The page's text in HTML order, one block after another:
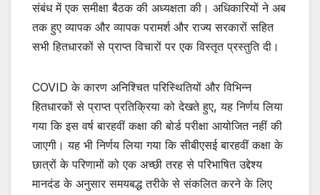
संबंध में एक समीक्षा बैठक की अध्यक्षता की। अधिकारियों ने अब
तक हुए व्यापक और व्यापक परामर्श और राज्य सरकारों सहित
सभी हितधारकों से प्राप्त विचारों पर एक विस्तृत प्रस्तुति दी।
COVID के कारण अनिश्चित परिस्थितियों और विभिन्न
हितधारकों से प्राप्त प्रतिक्रिया को देखते हुए, यह निर्णय लिया
गया कि इस वर्ष बारहवीं कक्षा की बोर्ड परीक्षा आयोजित नहीं की
जाएगी। यह भी निर्णय लिया गया कि सीबीएसई बारहवीं कक्षा के
छात्रों के परिणामों को एक अच्छी तरह से परिभाषित उद्देश्य
मानदंड के अनुसार समयबद्ध तरीके से संकलित करने के लिए